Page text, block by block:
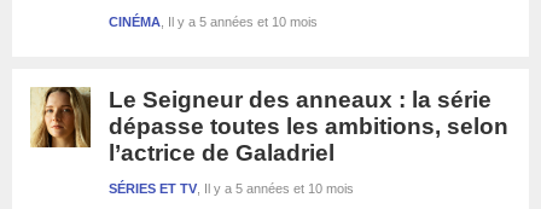
Il y a 5 années et 10 mois
CINÉMA
Le Seigneur des anneaux : la série
dépasse toutes les ambitions, selon
l’actrice de Galadriel
Il y a 5 années et 10 mois
SÉRIES ET TV